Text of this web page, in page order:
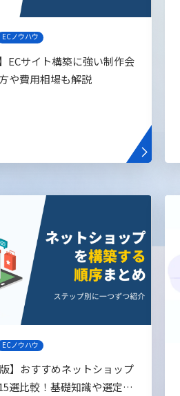
ECノウハウ
ECサイト構築に強い制作会
や費用相場も解説
ECノウハウ
版】おすすめネットショップ
選比較！基礎知識や選定基